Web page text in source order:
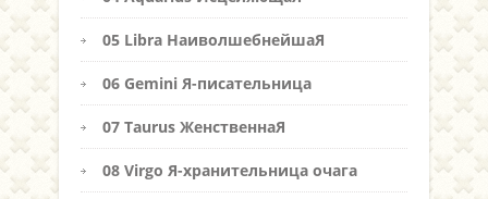
05 Libra НаиволшебнейшаЯ
06 Gemini Я-писательница
07 Taurus ЖенственнаЯ
08 Virgo Я-хранительница очага